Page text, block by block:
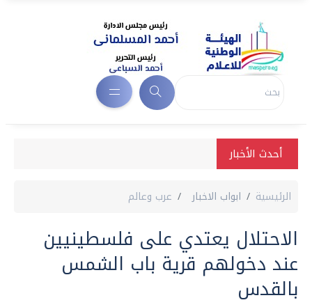
أحدث الأخبار
الرئيسية ابواب الاخبار عرب وعالم
الاحتلال يعتدي على فلسطينيين
عند دخولهم قرية باب الشمس
بالقدس